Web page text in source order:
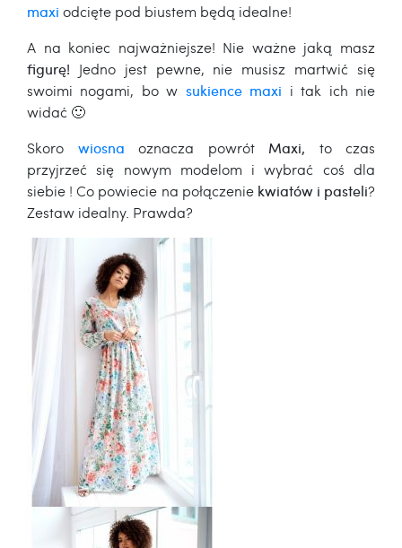
maxi odcięte pod biustem będą idealne!
A na koniec najważniejsze! Nie ważne jaką masz
figurę! Jedno jest pewne, nie musisz martwić się
swoimi nogami, bo w sukience maxi i tak ich nie
widać 🙂
Skoro wiosna oznacza powrót Maxi, to czas
przyjrzeć się nowym modelom i wybrać coś dla
siebie ! Co powiecie na połączeniekwiatów i pasteli?
Zestaw idealny. Prawda?